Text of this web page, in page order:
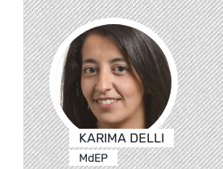
KARIMA DELLI
MdEP